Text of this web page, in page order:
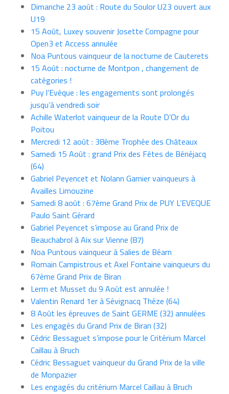
Dimanche 23 août : Route du Soulor U23 ouvert aux
U19
15 Août, Luxey souvenir Josette Compagne pour
Open3 et Access annulée
Noa Puntous vainqueur de la nocturne de Cauterets
15 Août : nocturne de Montpon , changement de
catégories !
Puy l’Evèque : les engagements sont prolongés
jusqu’à vendredi soir
Achille Waterlot vainqueur de la Route D’Or du
Poitou
Mercredi 12 août : 38ème Trophée des Châteaux
Samedi 15 Août : grand Prix des Fêtes de Bénéjacq
(64)
Gabriel Peyencet et Nolann Garnier vainqueurs à
Availles Limouzine
Samedi 8 août : 67ème Grand Prix de PUY L’EVEQUE
Paulo Saint Gérard
Gabriel Peyencet s’impose au Grand Prix de
Beauchabrol à Aix sur Vienne (87)
Noa Puntous vainqueur à Salies de Béarn
Romain Campistrous et Axel Fontaine vainqueurs du
67ème Grand Prix de Biran
Lerm et Musset du 9 Août est annulée !
Valentin Renard 1er à Sévignacq Théze (64)
8 Août les épreuves de Saint GERME (32) annulées
Les engagés du Grand Prix de Biran (32)
Cédric Bessaguet s’impose pour le Critérium Marcel
Caillau à Bruch
Cédric Bessaguet vainqueur du Grand Prix de la ville
de Monpazier
Les engagés du critérium Marcel Caillau à Bruch